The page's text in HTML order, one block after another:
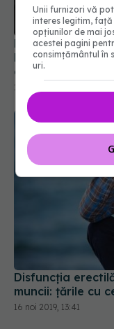
Robert De Niro,
bărbații mai
copii după 34 de
10 mai 2023, 19:43
Disfuncția
muncii: țările cu
16 noi 2019, 13:41
Unii furnizori vă
interes legitim,
opțiunilor de mai
acestei pagini
consimțământul în
uri.